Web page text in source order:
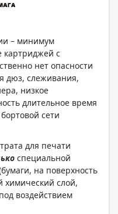
– минимум
картриджей с
нет опасности
дюз, слеживания,
низкое
длительное время
сети
для печати
специальной
на поверхность
химический слой,
воздействием